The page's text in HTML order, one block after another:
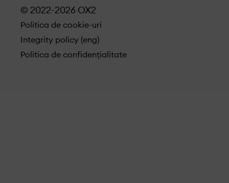
© 2022-2026 OX2
Politica de cookie-uri
Integrity policy (eng)
Politica de confidențialitate